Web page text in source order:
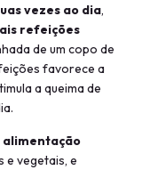
vezes ao dia,
refeições
de um copo de
favorece a
a queima de
alimentação
e vegetais, e